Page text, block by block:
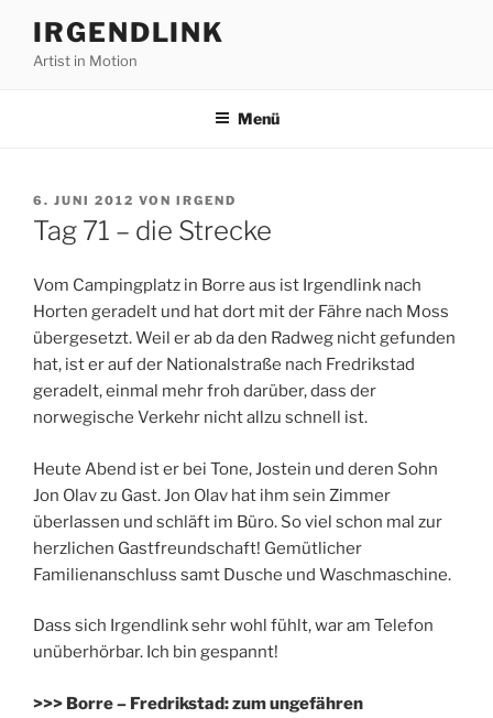
Inhalt
springen
IRGENDLINK
Artist in Motion
Menü
VERÖFFENTLICHT
AM
6. JUNI 2012 VON IRGEND
Tag 71 – die Strecke
Vom Campingplatz in Borre aus ist Irgendlink nach
Horten geradelt und hat dort mit der Fähre nach Moss
übergesetzt. Weil er ab da den Radweg nicht gefunden
hat, ist er auf der Nationalstraße nach Fredrikstad
geradelt, einmal mehr froh darüber, dass der
norwegische Verkehr nicht allzu schnell ist.
Heute Abend ist er bei Tone, Jostein und deren Sohn
Jon Olav zu Gast. Jon Olav hat ihm sein Zimmer
überlassen und schläft im Büro. So viel schon mal zur
herzlichen Gastfreundschaft! Gemütlicher
Familienanschluss samt Dusche und Waschmaschine.
Dass sich Irgendlink sehr wohl fühlt, war am Telefon
unüberhörbar. Ich bin gespannt!
>>> Borre – Fredrikstad: zum ungefähren